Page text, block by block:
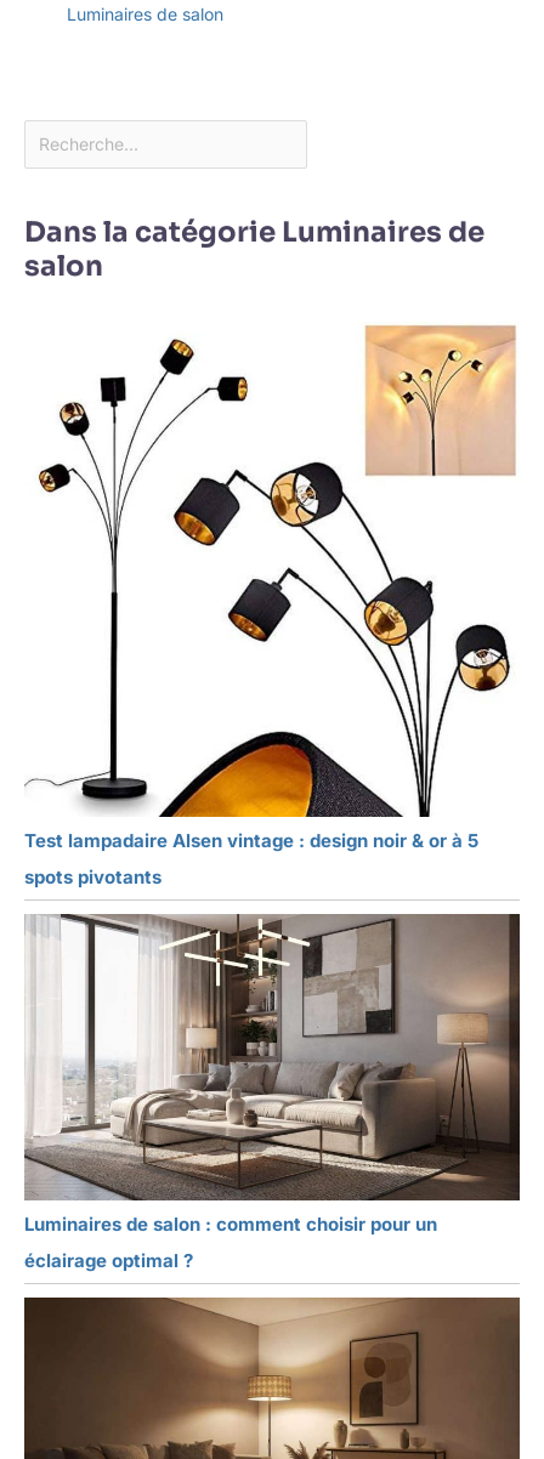
Luminaires de salon
Dans la catégorie Luminaires de
salon
Test lampadaire Alsen vintage : design noir & or à 5
spots pivotants
Luminaires de salon : comment choisir pour un
éclairage optimal ?